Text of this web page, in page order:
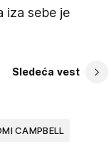
iza sebe je
Sledeća vest
CAMPBELL